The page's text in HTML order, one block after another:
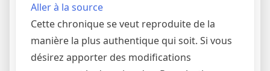
Aller à la source
Cette chronique se veut reproduite de la
manière la plus authentique qui soit. Si vous
désirez apporter des modifications